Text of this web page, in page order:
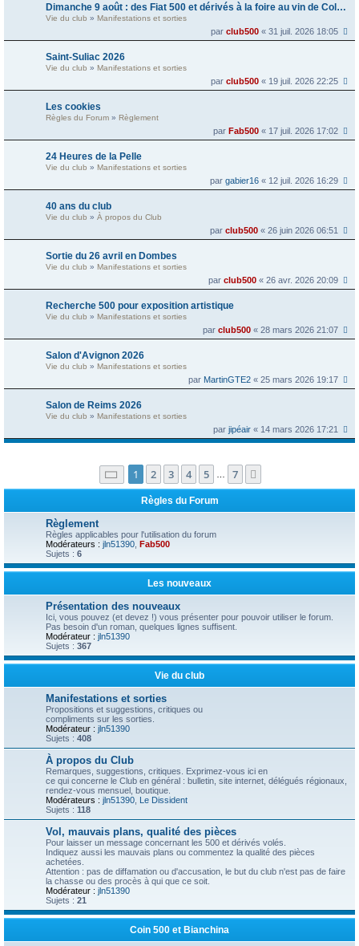
Dimanche 9 août : des Fiat 500 et dérivés à la foire au vin de Colmar
Vie du club » Manifestations et sorties
parclub500 « 31 juil. 2026 18:05
Saint-Suliac 2026
Vie du club » Manifestations et sorties
parclub500 « 19 juil. 2026 22:25
Les cookies
Règles du Forum » Règlement
parFab500 « 17 juil. 2026 17:02
24 Heures de la Pelle
Vie du club » Manifestations et sorties
pargabier16 « 12 juil. 2026 16:29
40 ans du club
Vie du club » À propos du Club
parclub500 « 26 juin 2026 06:51
Sortie du 26 avril en Dombes
Vie du club » Manifestations et sorties
parclub500 « 26 avr. 2026 20:09
Recherche 500 pour exposition artistique
Vie du club » Manifestations et sorties
parclub500 « 28 mars 2026 21:07
Salon d'Avignon 2026
Vie du club » Manifestations et sorties
par MartinGTE2 « 25 mars 2026 19:17
Salon de Reims 2026
Vie du club » Manifestations et sorties
parjipéair « 14 mars 2026 17:21
Page 1sur7
1 2 3 4 5 7
Règles du Forum
Règlement
Règles applicables pour l'utilisation du forum
Modérateurs : jln51390 Fab500
Sujets : 6
Les nouveaux
Présentation des nouveaux
Ici, vous pouvez (et devez !) vous présenter pour pouvoir utiliser le forum.
Pas besoin d'un roman, quelques lignes suffisent.
Modérateur : jln51390
Sujets : 367
Vie du club
Manifestations et sorties
Propositions et suggestions, critiques ou
compliments sur les sorties.
Modérateur : jln51390
Sujets : 408
À propos du Club
Remarques, suggestions, critiques. Exprimez-vous ici en
ce qui concerne le Club en général : bulletin, site internet, délégués régionaux,
rendez-vous mensuel, boutique.
Modérateurs : jln51390 Le Dissident
Sujets : 118
Vol, mauvais plans, qualité des pièces
Pour laisser un message concernant les 500 et dérivés volés.
Indiquez aussi les mauvais plans ou commentez la qualité des pièces
achetées.
Attention : pas de diffamation ou d'accusation, le but du club n'est pas de faire
la chasse ou des procès à qui que ce soit.
Modérateur : jln51390
Sujets : 21
Coin 500 et Bianchina